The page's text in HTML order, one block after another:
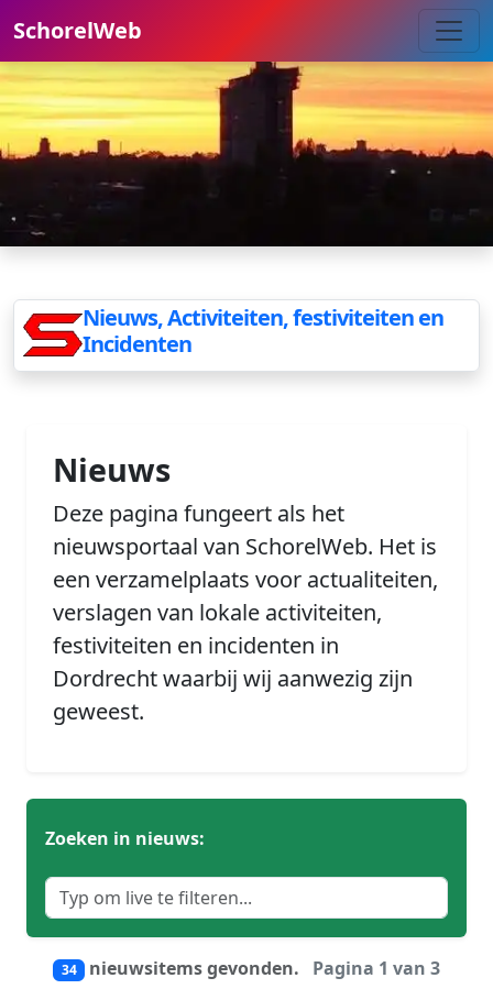
SchorelWeb
Nieuws, Activiteiten, festiviteiten en
Incidenten
Nieuws
Deze pagina fungeert als het
nieuwsportaal van SchorelWeb. Het is
een verzamelplaats voor actualiteiten,
verslagen van lokale activiteiten,
festiviteiten en incidenten in
Dordrecht waarbij wij aanwezig zijn
geweest.
Zoeken in nieuws:
34 nieuwsitems gevonden. Pagina 1 van 3